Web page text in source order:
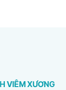
VIÊM XƯƠNG